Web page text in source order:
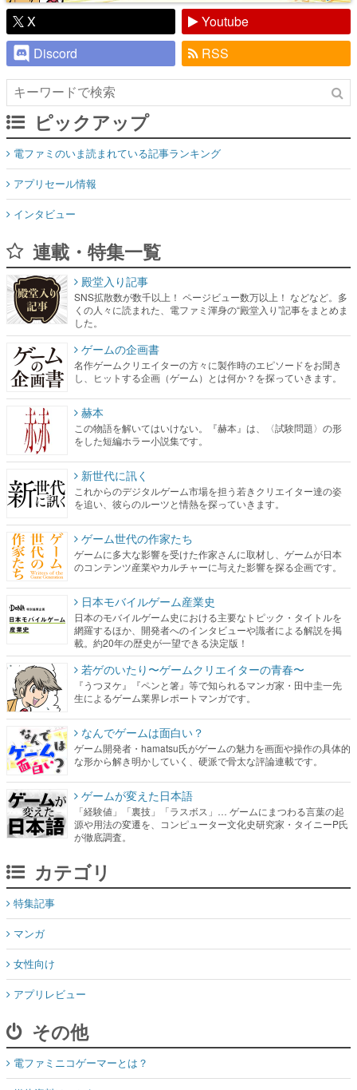
X
Youtube
Discord
RSS
ピックアップ
電ファミのいま読まれている記事ランキング
アプリセール情報
インタビュー
連載・特集一覧
殿堂入り記事
SNS拡散数が数千以上！ ページビュー数万以上！ などなど。多
くの人々に読まれた、電ファミ渾身の“殿堂入り”記事をまとめま
した。
ゲームの企画書
名作ゲームクリエイターの方々に製作時のエピソードをお聞き
し、ヒットする企画（ゲーム）とは何か？を探っていきます。
赫本
この物語を解いてはいけない。『赫本』は、〈試験問題〉の形
をした短編ホラー小説集です。
新世代に訊く
これからのデジタルゲーム市場を担う若きクリエイター達の姿
を追い、彼らのルーツと情熱を探っていきます。
ゲーム世代の作家たち
ゲームに多大な影響を受けた作家さんに取材し、ゲームが日本
のコンテンツ産業やカルチャーに与えた影響を探る企画です。
日本モバイルゲーム産業史
日本のモバイルゲーム史における主要なトピック・タイトルを
網羅するほか、開発者へのインタビューや識者による解説を掲
載。約20年の歴史が一望できる決定版！
若ゲのいたり〜ゲームクリエイターの青春〜
『うつヌケ』『ペンと箸』等で知られるマンガ家・田中圭一先
生によるゲーム業界レポートマンガです。
なんでゲームは面白い？
ゲーム開発者・hamatsu氏がゲームの魅力を画面や操作の具体的
な形から解き明かしていく、硬派で骨太な評論連載です。
ゲームが変えた日本語
「経験値」「裏技」「ラスボス」… ゲームにまつわる言葉の起
源や用法の変遷を、コンピューター文化史研究家・タイニーP氏
が徹底調査。
カテゴリ
特集記事
マンガ
女性向け
アプリレビュー
その他
電ファミニコゲーマーとは？